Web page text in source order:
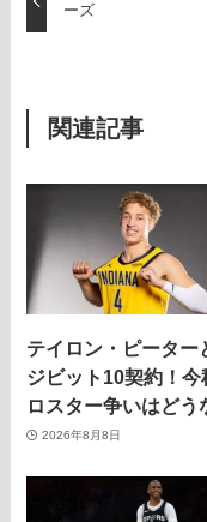
ーズ
関連記事
テイロン・ピーター
ジビット10契約！今
ロスター争いはどう
2026年8月8日